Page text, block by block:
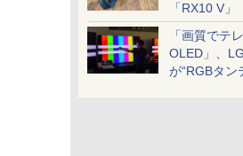
「RX10 V」
「画質でテ
OLED」、
が“RGBタン